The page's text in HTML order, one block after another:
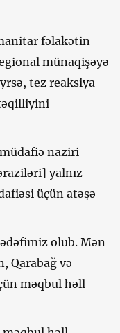
fəlakətin
münaqişəyə
tez reaksiya
müdafiə naziri
yalnız
üçün atəşə
olub. Mən
Qarabağ və
məqbul həll